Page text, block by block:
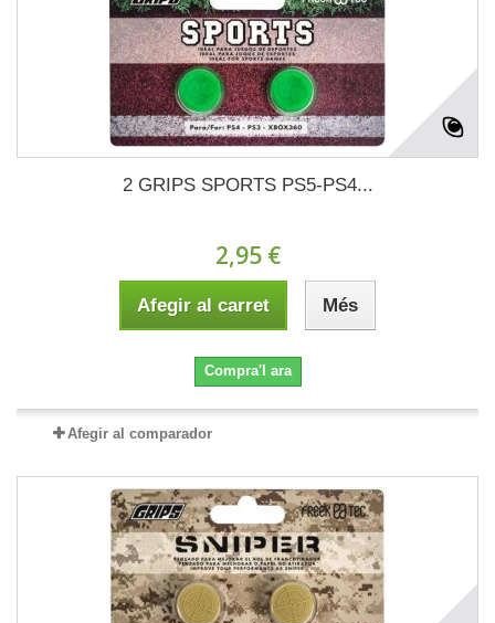
2 GRIPS SPORTS PS5-PS4...
2,95 €
Afegir al carret Més
Compra'l ara
Afegir al comparador